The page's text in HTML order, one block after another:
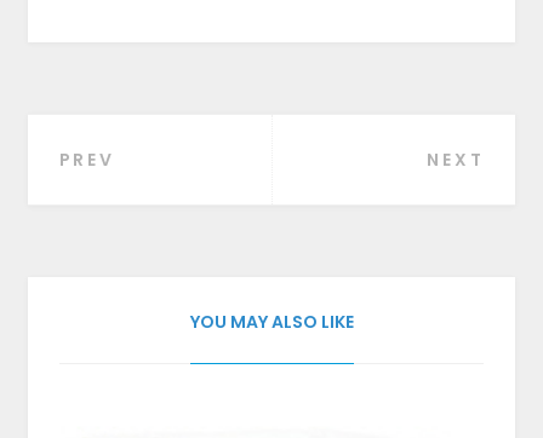
Beitragsnavigation
PREV NEXT
YOU MAY ALSO LIKE